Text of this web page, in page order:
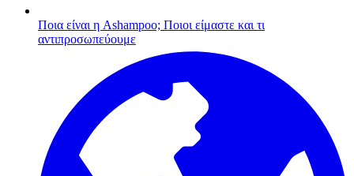
Ποια είναι η Ashampoo; Ποιοι είμαστε και τι
αντιπροσωπεύουμε